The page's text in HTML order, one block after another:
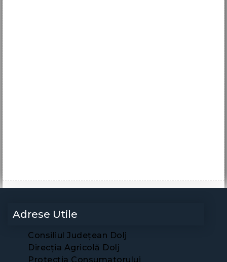
Adrese Utile
Consiliul Județean Dolj
Direcția Agricolă Dolj
Protecția Consumatorului